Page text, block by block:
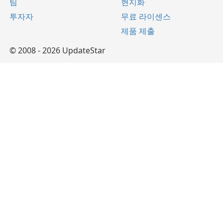
팀
투자자
현지화
무료 라이센스
제품 제출
© 2008 - 2026 UpdateStar